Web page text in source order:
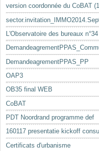
version coordonnée du CoBAT
L'Observatoire des bureaux n°34
DemandeagrementPPAS_PP
OAP3
OB35 final WEB
CoBAT
PDT Noordrand programme def
160117 presentatie kickoff
Certificats d'urbanisme